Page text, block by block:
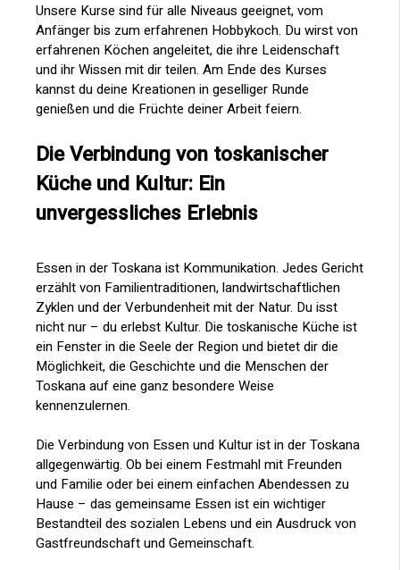
Unsere Kurse sind für alle Niveaus geeignet, vom
Anfänger bis zum erfahrenen Hobbykoch. Du wirst von
erfahrenen Köchen angeleitet, die ihre Leidenschaft
und ihr Wissen mit dir teilen. Am Ende des Kurses
kannst du deine Kreationen in geselliger Runde
genießen und die Früchte deiner Arbeit feiern.
Die Verbindung von toskanischer
Küche und Kultur: Ein
unvergessliches Erlebnis
Essen in der Toskana ist Kommunikation. Jedes Gericht
erzählt von Familientraditionen, landwirtschaftlichen
Zyklen und der Verbundenheit mit der Natur. Du isst
nicht nur – du erlebst Kultur. Die toskanische Küche ist
ein Fenster in die Seele der Region und bietet dir die
Möglichkeit, die Geschichte und die Menschen der
Toskana auf eine ganz besondere Weise
kennenzulernen.
Die Verbindung von Essen und Kultur ist in der Toskana
allgegenwärtig. Ob bei einem Festmahl mit Freunden
und Familie oder bei einem einfachen Abendessen zu
Hause – das gemeinsame Essen ist ein wichtiger
Bestandteil des sozialen Lebens und ein Ausdruck von
Gastfreundschaft und Gemeinschaft.